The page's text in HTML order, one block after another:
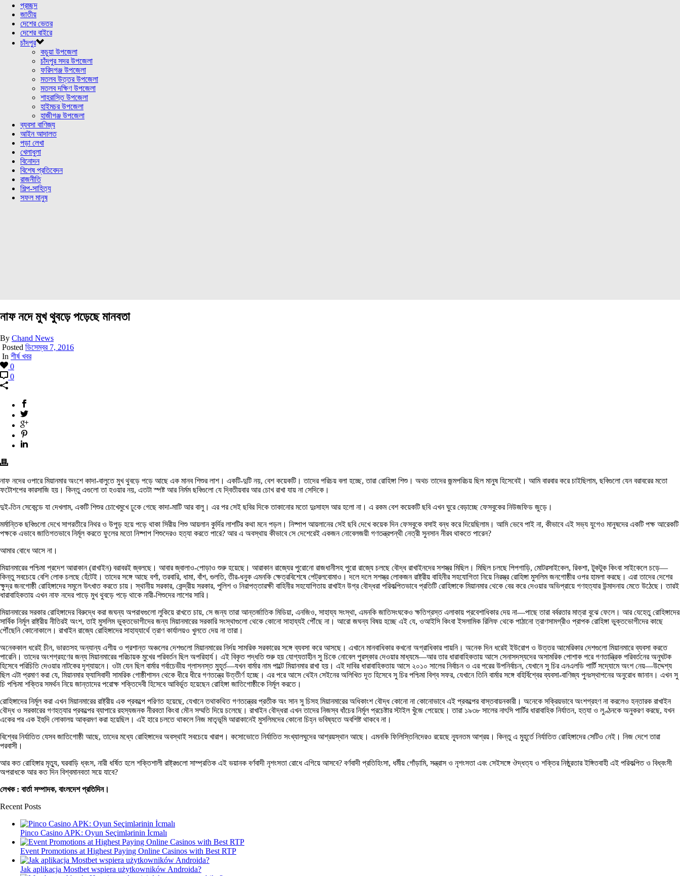
প্রচ্ছদ
জাতীয়
দেশের ভেতর
দেশের বাইরে
চাঁদপুর
কচুয়া উপজেলা
চাঁদপুর সদর উপজেলা
ফরিদগঞ্জ উপজেলা
মতলব উত্তর উপজেলা
মতলব দক্ষিণ উপজেলা
শাহরাস্তি উপজেলা
হাইমচর উপজেলা
হাজীগঞ্জ উপজেলা
ব্যবসা বাণিজ্য
আইন আদালত
পড়া লেখা
খেলাধুলা
বিনোদন
বিশেষ প্রতিবেদন
রাজনীতি
শিল্প-সাহিত্য
সফল মানুষ
নাফ নদে মুখ থুবড়ে পড়েছে মানবতা
By Chand News
Posted ডিসেম্বর 7, 2016
In শীর্ষ খবর
0
0
নাফ নদের ওপারে মিয়ানমার অংশে কাদা-বালুতে মুখ থুবড়ে পড়ে আছে এক মানব শিশুর লাশ। একটি-দুটি নয়, বেশ কয়েকটি। তাদের পরিচয় বলা হচ্ছে, তারা রোহিঙ্গা শিশু। অথচ তাদের জন্মপরিচয় ছিল মানুষ হিসেবেই। আমি বারবার করে চাইছিলাম, ছবিগুলো যেন বরাবরের মতো
ফটোশপের কারসাজি হয়। কিন্তু এগুলো তা হওয়ার নয়, এতটা স্পষ্ট আর নির্মম ছবিগুলো যে দ্বিতীয়বার আর চোখ রাখা যায় না সেদিকে।
দুই-তিন সেকেন্ডে যা দেখলাম, একটি শিশুর চোখেমুখে ঢুকে গেছে কাদা-মাটি আর বালু। এর পর সেই ছবির দিকে তাকানোর মতো দুঃসাহস আর হলো না। এ রকম বেশ কয়েকটি ছবি এখন ঘুরে বেড়াচ্ছে ফেসবুকের নিউজফিড জুড়ে।
মর্মান্তিক ছবিগুলো দেখে সাগরতীরে নিথর ও উপুড় হয়ে পড়ে থাকা সিরীয় শিশু আয়লান কুর্দির লাশটির কথা মনে পড়ল। নিষ্পাপ আয়লানের সেই ছবি দেখে কয়েক দিন ফেসবুকে বসাই বন্ধ করে দিয়েছিলাম। আমি ভেবে পাই না, কীভাবে এই সভ্য যুগেও মানুষদের একটি পক্ষ আরেকটি
পক্ষকে এভাবে জাতিগতভাবে নির্মূল করতে ফুলের মতো নিষ্পাপ শিশুদেরও হত্যা করতে পারে? আর এ অবস্থায় কীভাবে সে দেশেরেই একজন নোবেলজয়ী গণতন্ত্রপন্থী নেত্রী সুনসান নীরব থাকতে পারেন?
আমার বোধে আসে না।
মিয়ানমারের পশ্চিমা প্রদেশ আরাকান (রাখাইন) বরাবরই জ্বলছে। আবার জ্বালাও-পোড়াও শুরু হয়েছে। আরাকান রাজ্যের পুরোনো রাজধানীসহ পুরো রাজ্যে চলছে বৌদ্ধ রাখাইনদের সশস্ত্র মিছিল। মিছিল চলছে পিপগাড়ি, মোটরসাইকেল, রিকশা, টুকটুক কিংবা সাইকেলে চড়ে—
কিন্তু সবচেয়ে বেশি লোক চলছে হেঁটেই। তাদের সঙ্গে আছে বর্শা, তরবারি, ধামা, বাঁশ, গুলতি, তীর-ধনুক এমনকি ক্ষেত্রবিশেষে পেট্রলবোমাও। দলে দলে সশস্ত্র লোকজন রাষ্ট্রীয় বাহিনীর সহযোগিতা নিয়ে নিরস্ত্র রোহিঙ্গা মুসলিম জনগোষ্ঠীর ওপর হামলা করছে। এরা তাদের দেশের
ক্ষুদ্র জনগোষ্ঠী রোহিঙ্গাদের সমূলে উৎখাত করতে চায়। স্থানীয় সরকার, কেন্দ্রীয় সরকার, পুলিশ ও নিরাপত্তারক্ষী বাহিনীর সহযোগিতায় রাখাইন উগ্র বৌদ্ধরা পরিকল্পিতভাবে প্রতিটি রোহিঙ্গাকে মিয়ানমার থেকে বের করে দেওয়ার অভিপ্রায়ে গণহত্যার উন্মাদনায় মেতে উঠেছে। তারই
ধারাবাহিকতায় এখন নাফ নদের পাড়ে মুখ থুবড়ে পড়ে থাকে নারী-শিশুদের লাশের সারি।
মিয়ানমারের সরকার রোহিঙ্গাদের বিরুদ্ধে করা জঘন্য অপরাধগুলো লুকিয়ে রাখতে চায়, সে জন্য তারা আন্তর্জাতিক মিডিয়া, এনজিও, সাহায্য সংস্থা, এমনকি জাতিসংঘকেও ক্ষতিগ্রস্ত এলাকায় প্রবেশাধিকার দেয় না—পাছে তারা বর্বরতার মাত্রা বুঝে ফেলে। আর যেহেতু রোহিঙ্গাদের
সার্বিক নির্মূল রাষ্ট্রীয় নীতিরই অংশ, তাই মুসলিম ভুক্তভোগীদের জন্য মিয়ানমারের সরকারি সংস্থাগুলো থেকে কোনো সাহায্যই পৌঁছে না। আরো জঘন্য বিষয় হচ্ছে এই যে, ওআইসি কিংবা ইসলামিক রিলিফ থেকে পাঠানো ত্রাণসামগ্রীও প্রাপক রোহিঙ্গা ভুক্তভোগীদের কাছে
পৌঁছেনি কোনোকালে। রাখাইন রাজ্যে রোহিঙ্গাদের সাহায্যার্থে ত্রাণ কার্যালয়ও খুলতে দেয় না তারা।
অনেককাল ধরেই চীন, ভারতসহ অন্যান্য এশীয় ও প্রশান্ত অঞ্চলের দেশগুলো মিয়ানমারের নির্দয় সামরিক সরকারের সঙ্গে ব্যবসা করে আসছে। এখানে মানবাধিকার কখনো অগ্রাধিকার পায়নি। অনেক দিন ধরেই ইউরোপ ও উত্তর আমেরিকার দেশগুলো মিয়ানমারে ব্যবসা করতে
পারেনি। তাদের অংশগ্রহণের জন্য মিয়ানমারের পরিচায়ক মুখের পরিবর্তন ছিল অপরিহার্য। এই বিকৃত পদ্ধতি শুরু হয় যোগ্যতাহীন সু চিকে নোবেল পুরস্কার দেওয়ার মাধ্যমে—আর তার ধারাবাহিকতায় আসে সেনাসদস্যদের অসামরিক পোশাক পরে গণতান্ত্রিক পরিবর্তনের অনুঘটক
হিসেবে পরিচিতি দেওয়ার নাটকের দৃশ্যায়নে। ওটা যেন ছিল বার্মার গর্বাচেভীয় গ্লাসনস্ত মুহূর্ত—যখন বার্মার নাম পাল্টে মিয়ানমার রাখা হয়। এই দাবির ধারাবাহিকতায় আসে ২০১০ সালের নির্বাচন ও এর পরের উপনির্বাচন, যেখানে সু চির এনএলডি পার্টি সদ্যোমে অংশ নেয়—উদ্দেশ্য
ছিল এটা প্রমাণ করা যে, মিয়ানমার ফ্যাসিবাদী সামরিক গোষ্ঠীশাসন থেকে ধীরে ধীরে গণতন্ত্রে উত্তীর্ণ হচ্ছে। এর পরে আসে থেইন সেইনের অলিখিত দূত হিসেবে সু চির পশ্চিমা বিশ্ব সফর, যেখানে তিনি বার্মার সঙ্গে বহির্বিশ্বের ব্যবসা-বাণিজ্য পুনঃস্থাপনের অনুরোধ জানান। এখন সু
চি পশ্চিমা শক্তির সমর্থন নিয়ে জান্তাদের পরোক্ষ শক্তিদেবী হিসেবে আবির্ভূত হয়েছেন রোহিঙ্গা জাতিগোষ্ঠীকে নির্মূল করতে।
রোহিঙ্গাদের নির্মূল করা এখন মিয়ানমারের রাষ্ট্রীয় এক প্রকল্পে পরিণত হয়েছে, যেখানে তথাকথিত গণতন্ত্রের প্রতীক অং সান সু চিসহ মিয়ানমারের অধিকাংশ বৌদ্ধ কোনো না কোনোভাবে এই প্রকল্পের বাস্তবায়নকারী। অনেকে সক্রিয়ভাবে অংশগ্রহণ না করলেও হন্তারক রাখাইন
বৌদ্ধ ও সরকারের গণহত্যার প্রকল্পের ব্যাপারে রহস্যজনক নীরবতা কিংবা মৌন সম্মতি দিয়ে চলেছে। রাখাইন বৌদ্ধরা এখন তাদের নিজস্ব ধাঁচের নির্মূল প্রচেষ্টার স্টাইল খুঁজে পেয়েছে। তারা ১৯৩৮ সালের নাৎসি পার্টির ধারাবাহিক নির্যাতন, হত্যা ও লুণ্ঠনকে অনুকরণ করছে, যখন
একের পর এক ইহুদি লোকালয় আক্রমণ করা হয়েছিল। এই হারে চলতে থাকলে নিজ মাতৃভূমি আরাকানেই মুসলিমদের কোনো চিহ্ন ভবিষ্যতে অবশিষ্ট থাকবে না।
বিশ্বের নির্যাতিত যেসব জাতিগোষ্ঠী আছে, তাদের মধ্যে রোহিঙ্গাদের অবস্থাই সবচেয়ে খারাপ। কসোভোতে নির্যাতিত সংখ্যালঘুদের আশ্রয়স্থান আছে। এমনকি ফিলিস্তিনিদেরও রয়েছে ন্যূনতম আশ্রয়। কিন্তু এ মুহূর্তে নির্যাতিত রোহিঙ্গাদের সেটিও নেই। নিজ দেশে তারা
পরবাসী।
আর কত রোহিঙ্গার মৃত্যু, ঘরবাড়ি ধ্বংস, নারী ধর্ষিত হলে শক্তিশালী রাষ্ট্রগুলো সাম্প্রতিক এই ভয়ানক বর্ণবাদী নৃশংসতা রোধে এগিয়ে আসবে? বর্ণবাদী প্রতিহিংসা, ধর্মীয় গোঁড়ামি, সন্ত্রাস ও নৃশংসতা এবং সেইসঙ্গে ঔদ্ধত্য ও শক্তির নিষ্ঠুরতার ইঙ্গিতবাহী এই পরিকল্পিত ও বিধ্বংসী
অপরাধকে আর কত দিন বিশ্বমানবতা সয়ে যাবে?
লেখক : বার্তা সম্পাদক, বাংলদেশ প্রতিদিন।
Recent Posts
Pinco Casino APK: Oyun Seçimlərinin İcmalı
Event Promotions at Highest Paying Online Casinos with Best RTP
Jak aplikacja Mostbet wspiera użytkowników Androida?